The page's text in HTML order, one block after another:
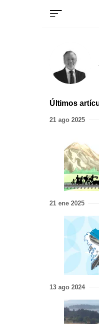
Últimos
21 ago 2025
21 ene 2025
13 ago 2024